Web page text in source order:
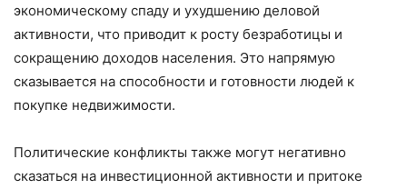
экономическому спаду и ухудшению деловой
активности, что приводит к росту безработицы и
сокращению доходов населения. Это напрямую
сказывается на способности и готовности людей к
покупке недвижимости.
Политические конфликты также могут негативно
сказаться на инвестиционной активности и притоке